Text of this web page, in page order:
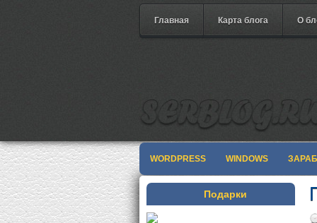
Главная Карта блога О
WORDPRESS WINDOWS
Подарки